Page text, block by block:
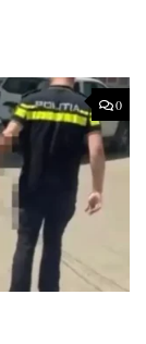
0